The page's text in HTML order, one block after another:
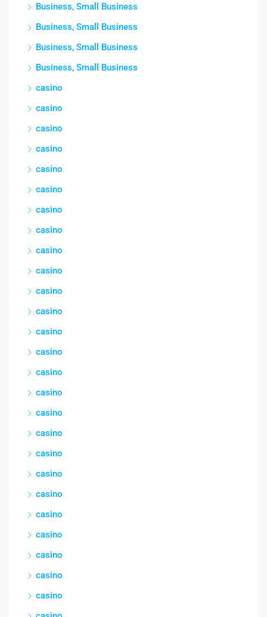
Business, Small Business
Business, Small Business
Business, Small Business
Business, Small Business
casino
casino
casino
casino
casino
casino
casino
casino
casino
casino
casino
casino
casino
casino
casino
casino
casino
casino
casino
casino
casino
casino
casino
casino
casino
casino